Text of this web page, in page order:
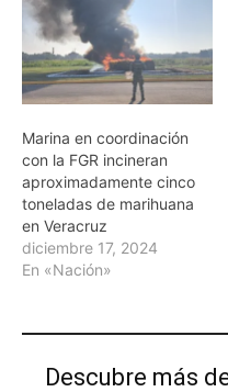
Marina en coordinación
con la FGR incineran
aproximadamente cinco
toneladas de marihuana
en Veracruz
diciembre 17, 2024
En «Nación»
Descubre más